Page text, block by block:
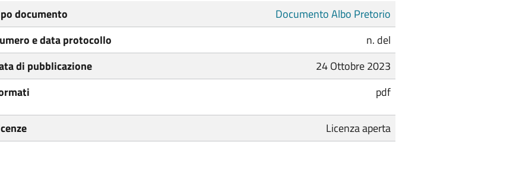
documento
Documento Albo Pretorio
e data protocollo
n. del
di pubblicazione
24 Ottobre 2023
pdf
Licenza aperta